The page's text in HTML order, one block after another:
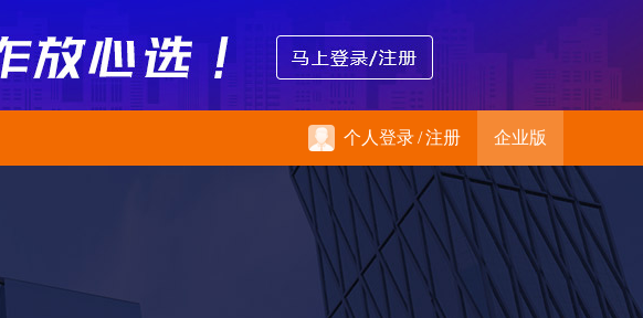
个人登录/注册 企业版